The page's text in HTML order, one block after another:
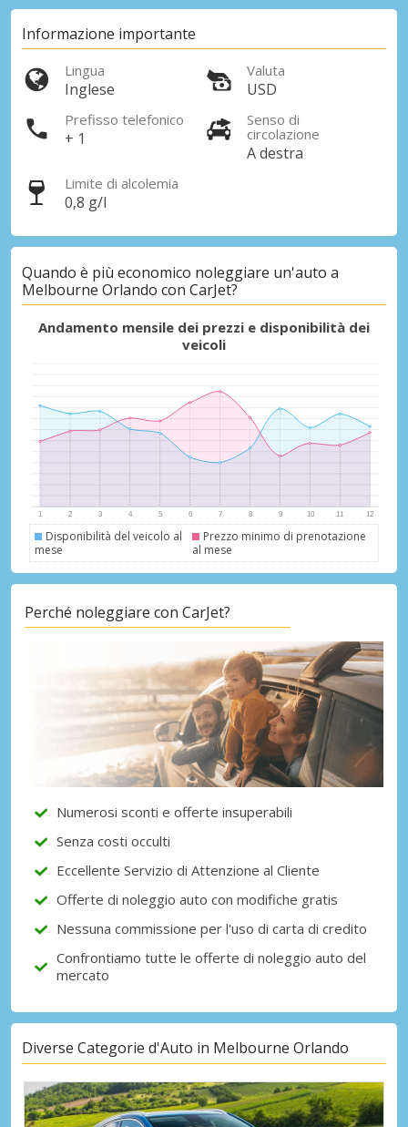
Informazione importante
Lingua
Inglese
Valuta
USD
Prefisso telefonico
+ 1
Senso di
circolazione
A destra
Limite di alcolemia
0,8 g/l
Quando è più economico noleggiare un'auto a
Melbourne Orlando con CarJet?
Andamento mensile dei prezzi e disponibilità dei
veicoli
Disponibilità del veicolo al
mese
Prezzo minimo di prenotazione
al mese
Perché noleggiare con CarJet?
Numerosi sconti e offerte insuperabili
Senza costi occulti
Eccellente Servizio di Attenzione al Cliente
Offerte di noleggio auto con modifiche gratis
Nessuna commissione per l'uso di carta di credito
Confrontiamo tutte le offerte di noleggio auto del
mercato
Diverse Categorie d'Auto in Melbourne Orlando
Accedi alle offerte esclusive dei nostri
fornitori
Accedi con eLink